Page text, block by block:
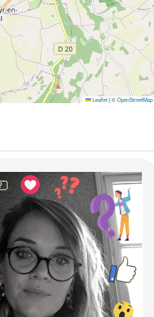
Leaflet |©OpenStreetMap